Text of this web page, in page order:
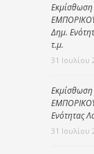
Εκμίσθωση
Δημ.
τ.μ.
31 Ιουλίου
Εκμίσθωση
Ενότητας
31 Ιουλίου